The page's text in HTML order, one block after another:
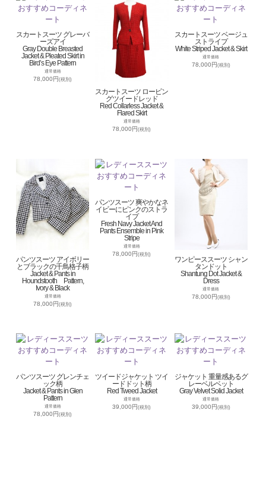
スカートスーツ グレーバ
ーズアイ
Gray Double Breasted
Jacket & Pleated Skirt in
Bird’s Eye Pattern
通常価格
78,000円(税別)
スカートスーツ ロービン
グツイードレッド
Red Collarless Jacket &
Flared Skirt
通常価格
78,000円(税別)
スカートスーツ ベージュ
ストライプ
White Striped Jacket & Skirt
通常価格
78,000円(税別)
パンツスーツ アイボリー
とブラックの千鳥格子柄
Jacket & Pants in
Houndstooth Pattern,
Ivory & Black
通常価格
78,000円(税別)
パンツスーツ 爽やかなネ
イビーにピンクのストラ
イプ
Fresh Navy Jacket And
Pants Ensemble in Pink
Stripe
通常価格
78,000円(税別)
ワンピーススーツ シャン
タンドット
Shantung Dot Jacket &
Dress
通常価格
78,000円(税別)
パンツスーツ グレンチェ
ック柄
Jacket & Pants in Glen
Pattern
通常価格
78,000円(税別)
ツイードジャケット ツイ
ードドット柄
Red Tweed Jacket
通常価格
39,000円(税別)
ジャケット 重量感あるグ
レーベルベット
Gray Velvet Solid Jacket
通常価格
39,000円(税別)